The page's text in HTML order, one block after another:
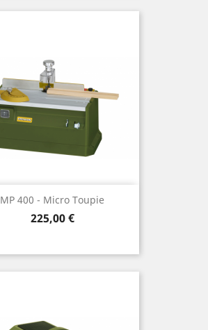
MP 400 - Micro Toupie
Prix
225,00 €